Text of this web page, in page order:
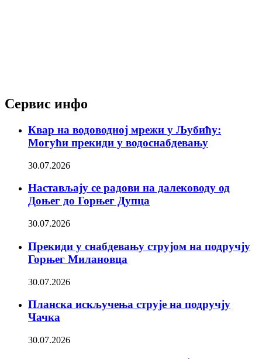
Сервис инфо
Квар на водоводној мрежи у Љубићу:
Могући прекиди у водоснабдевању
30.07.2026
Настављају се радови на далеководу од
Доњег до Горњег Дупца
30.07.2026
Прекиди у снабдевању струјом на подручју
Горњег Милановца
30.07.2026
Планска искључења струје на подручју
Чачка
30.07.2026